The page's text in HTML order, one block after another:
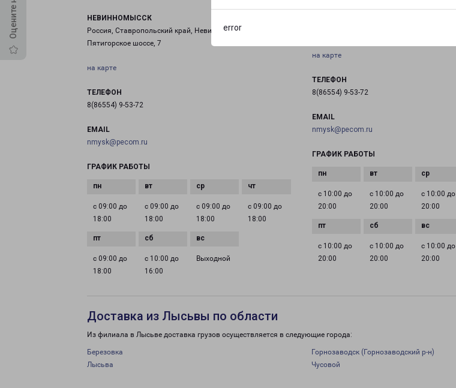
error
НЕВИННОМЫССК
Россия, Ставропольский край, Невинномысск,
Пятигорское шоссе, 7
на карте
ТЕЛЕФОН
8(86554) 9-53-72
EMAIL
nmysk@pecom.ru
ГРАФИК РАБОТЫ
с 09:00 до
18:00
с 09:00 до
18:00
с 09:00 до
18:00
с 09:00 до
18:00
с 09:00 до
18:00
с 10:00 до
16:00
Выходной
на карте
ТЕЛЕФОН
8(86554) 9-53-72
EMAIL
nmysk@pecom.ru
ГРАФИК РАБОТЫ
с 10:00 до
20:00
с 10:00 до
20:00
с 10:00 до
20:00
с 10:00 до
20:00
с 10:00 до
20:00
с 10:00 до
20:00
Доставка из Лысьвы по области
Из филиала в Лысьве доставка грузов осуществляется в следующие города:
Березовка Горнозаводск (Горнозаводский р-н)
Лысьва
Чусовой